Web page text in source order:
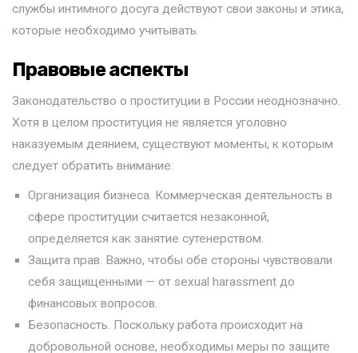
службы интимного досуга действуют свои законы и этика,
которые необходимо учитывать.
Правовые аспекты
Законодательство о проституции в России неоднозначно.
Хотя в целом проституция не является уголовно
наказуемым деянием, существуют моменты, к которым
следует обратить внимание:
Организация бизнеса. Коммерческая деятельность в
сфере проституции считается незаконной,
определяется как занятие сутенерством.
Защита прав. Важно, чтобы обе стороны чувствовали
себя защищенными — от sexual harassment до
финансовых вопросов.
Безопасность. Поскольку работа происходит на
добровольной основе, необходимы меры по защите